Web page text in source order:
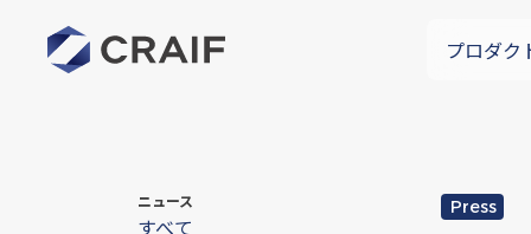
プロダク
ニュース
すべて
Press